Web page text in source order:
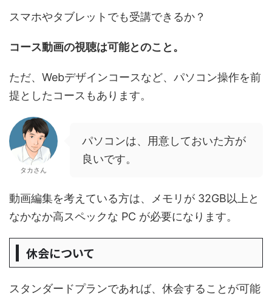
スマホやタブレットでも受講できるか？
コース動画の視聴は可能とのこと。
ただ、Webデザインコースなど、パソコン操作を前
提としたコースもあります。
タカさん
パソコンは、用意しておいた方が
良いです。
動画編集を考えている方は、メモリが 32GB以上と
なかなか高スペックな PC が必要になります。
休会について
スタンダードプランであれば、休会することが可能